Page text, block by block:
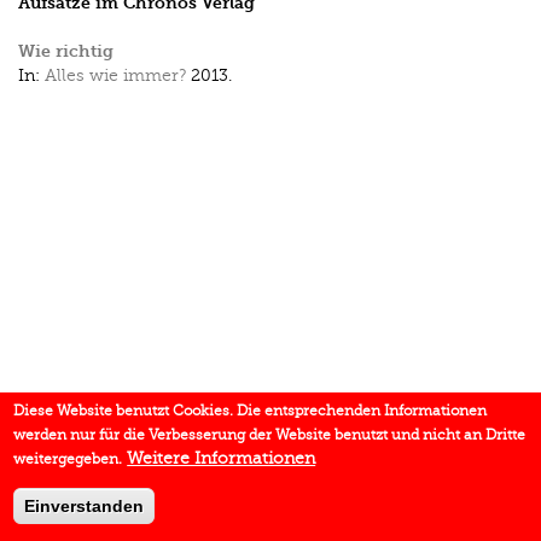
Wie richtig
In: Alles wie immer? 2013.
Diese Website benutzt Cookies. Die entsprechenden Informationen
werden nur für die Verbesserung der Website benutzt und nicht an Dritte
weitergegeben. Weitere Informationen
Einverstanden